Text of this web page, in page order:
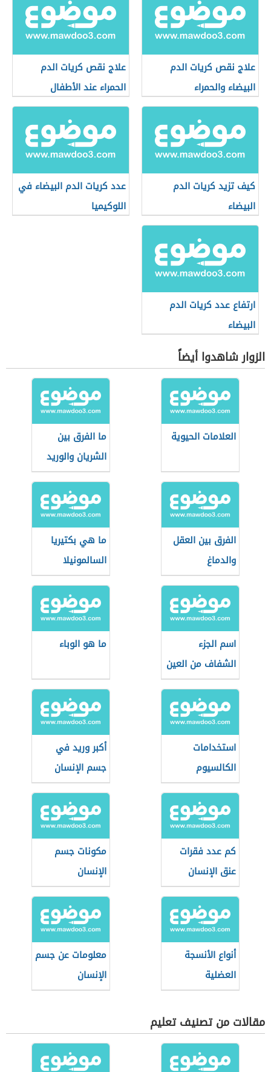
علاج نقص كريات الدم
البيضاء والحمراء
علاج نقص كريات الدم
الحمراء عند الأطفال
كيف تزيد كريات الدم
البيضاء
عدد كريات الدم البيضاء في
اللوكيميا
ارتفاع عدد كريات الدم
البيضاء
الزوار شاهدوا أيضاً
العلامات الحيوية
ما الفرق بين
الشريان والوريد
الفرق بين العقل
والدماغ
ما هي بكتيريا
السالمونيلا
اسم الجزء
الشفاف من العين
ما هو الوباء
استخدامات
الكالسيوم
أكبر وريد في
جسم الإنسان
كم عدد فقرات
عنق الإنسان
مكونات جسم
الإنسان
أنواع الأنسجة
العضلية
معلومات عن جسم
الإنسان
مقالات من تصنيف تعليم